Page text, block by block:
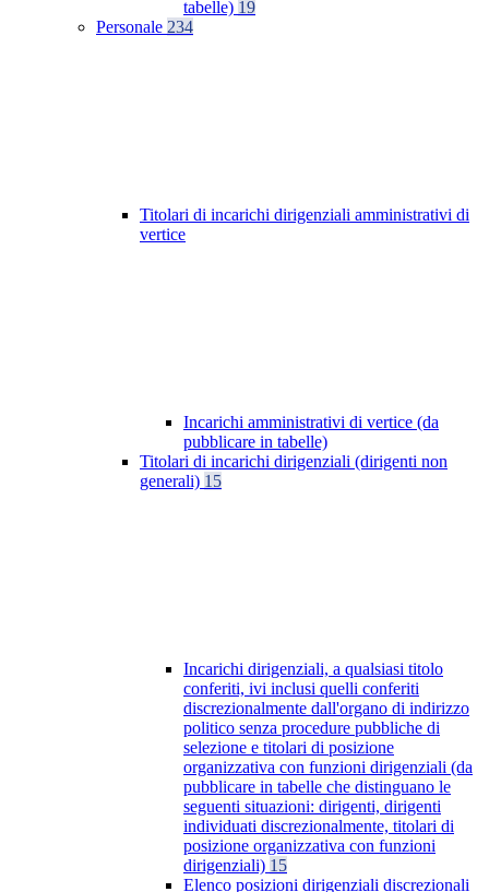
tabelle) 19
Personale 234
Titolari di incarichi dirigenziali amministrativi di
vertice
Incarichi amministrativi di vertice (da
pubblicare in tabelle)
Titolari di incarichi dirigenziali (dirigenti non
generali) 15
Incarichi dirigenziali, a qualsiasi titolo
conferiti, ivi inclusi quelli conferiti
discrezionalmente dall'organo di indirizzo
politico senza procedure pubbliche di
selezione e titolari di posizione
organizzativa con funzioni dirigenziali (da
pubblicare in tabelle che distinguano le
seguenti situazioni: dirigenti, dirigenti
individuati discrezionalmente, titolari di
posizione organizzativa con funzioni
dirigenziali) 15
Elenco posizioni dirigenziali discrezionali